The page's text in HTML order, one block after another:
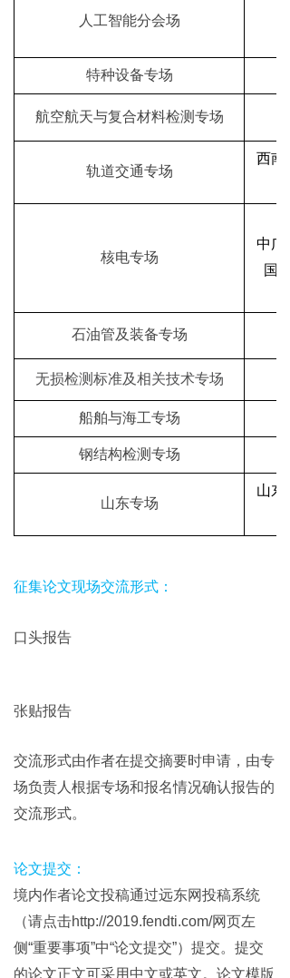
人工智能分会场
特种设备专场
航空航天与复合材料检测专场
轨道交通专场
西南
核电专场
中广
国
石油管及装备专场
无损检测标准及相关技术专场
船舶与海工专场
钢结构检测专场
山东专场
山东
征集论文现场交流形式：
口头报告
张贴报告
交流形式由作者在提交摘要时申请，由专
场负责人根据专场和报名情况确认报告的
交流形式。
论文提交：
境内作者论文投稿通过远东网投稿系统
（请点击http://2019.fendti.com/网页左
侧“重要事项”中“论文提交”）提交。提交
的论文正文可采用中文或英文。论文模版